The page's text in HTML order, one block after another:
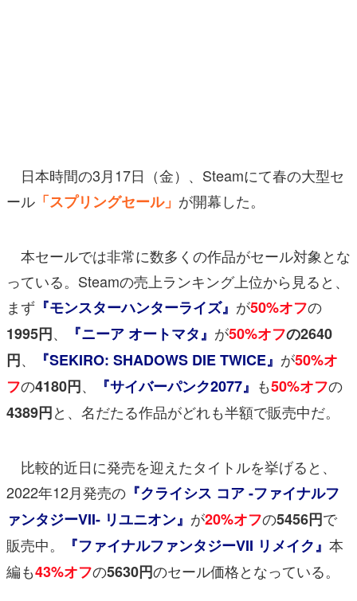
アプリレビュー
その他
電ファミニコゲーマーとは？
運営：株式会社マレ
日本時間の3月17日（金）、Steamにて春の大型セ
ール 「スプリングセール」 が開幕した。
本セールでは非常に数多くの作品がセール対象とな
っている。Steamの売上ランキング上位から見ると、
まず 『モンスターハンターライズ』 が50%オフの
1995円、 『ニーア オートマタ』 が50%オフの2640
円、 『SEKIRO: SHADOWS DIE TWICE』 が50%オ
フの4180円、 『サイバーパンク2077』 も50%オフの
4389円と、名だたる作品がどれも半額で販売中だ。
比較的近日に発売を迎えたタイトルを挙げると、
2022年12月発売の 『クライシス コア -ファイナルフ
ァンタジーVII- リユニオン』 が20%オフの5456円で
販売中。
『ファイナルファンタジーVII リメイク』 本
編も43%オフの5630円のセール価格となっている。